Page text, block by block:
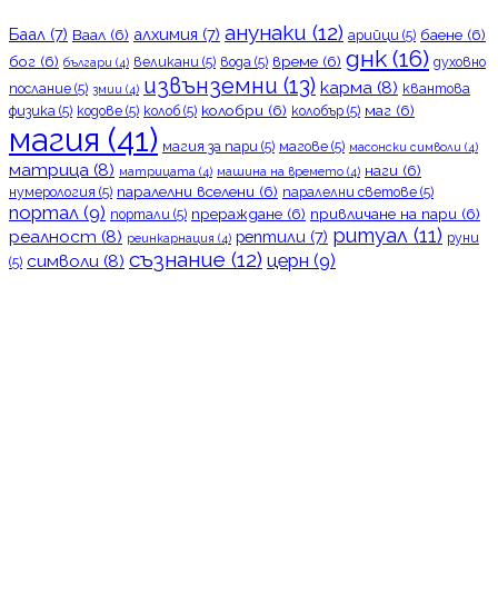
Баал (7) Ваал (6) алхимия (7) анунаки (12) арийци (5) баене (6)
бог (6) българи (4) великани (5) вода (5) време (6) днк (16) духовно
послание (5) змии (4) извънземни (13) карма (8) квантова
физика (5) кодове (5) колоб (5) колобри (6) колобър (5) маг (6)
магия (41) магия за пари (5) магове (5) масонски символи (4)
матрица (8) матрицата (4) машина на времето (4) наги (6)
нумерология (5) паралелни вселени (6) паралелни светове (5)
портал (9) портали (5) прераждане (6) привличане на пари (6)
реалност (8) реинкарнация (4) рептили (7) ритуал (11) руни
(5) символи (8) съзнание (12) церн (9)